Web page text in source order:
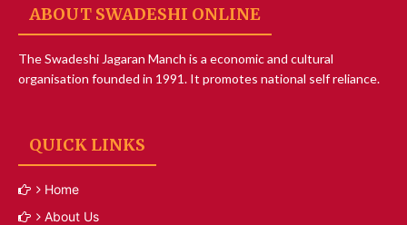
ABOUT SWADESHI ONLINE
The Swadeshi Jagaran Manch is a economic and cultural
organisation founded in 1991. It promotes national self reliance.
QUICK LINKS
Home
About Us